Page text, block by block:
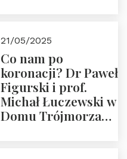
Zapraszamy do
zapisów.
21/05/2025
Co nam po
koronacji? Dr Paweł
Figurski i prof.
Michał Łuczewski w
Domu Trójmorza